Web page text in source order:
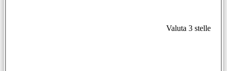
Valuta 3 stelle